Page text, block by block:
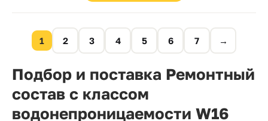
1 2 3 4 5 6 7 →
Подбор и поставка Ремонтный
состав с классом
водонепроницаемости W16